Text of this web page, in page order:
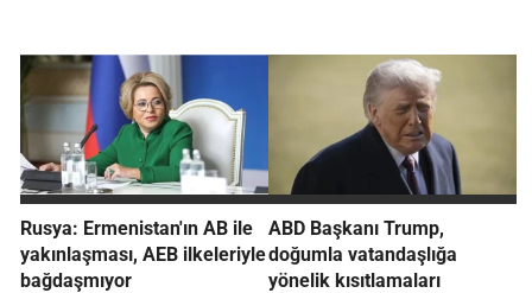
Rusya: Ermenistan'ın AB ile
yakınlaşması, AEB ilkeleriyle
bağdaşmıyor
ABD Başkanı Trump,
doğumla vatandaşlığa
yönelik kısıtlamaları